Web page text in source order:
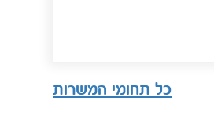
כל תחומי המשרות